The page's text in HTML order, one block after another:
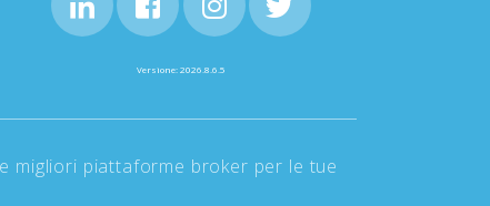
Versione: 2026.8.6.5
migliori piattaforme broker per le tue